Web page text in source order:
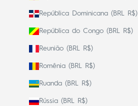
República Dominicana (BRL R$)
República do Congo (BRL R$)
Reunião (BRL R$)
Romênia (BRL R$)
Ruanda (BRL R$)
Rússia (BRL R$)